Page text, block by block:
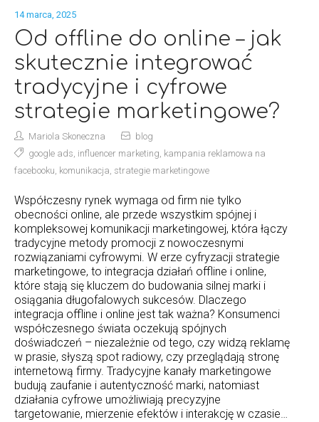
14 marca, 2025
Od offline do online – jak
skutecznie integrować
tradycyjne i cyfrowe
strategie marketingowe?
Mariola Skoneczna
blog
google ads, influencer marketing, kampania reklamowa na
facebooku, komunikacja, strategie marketingowe
Współczesny rynek wymaga od firm nie tylko
obecności online, ale przede wszystkim spójnej i
kompleksowej komunikacji marketingowej, która łączy
tradycyjne metody promocji z nowoczesnymi
rozwiązaniami cyfrowymi. W erze cyfryzacji strategie
marketingowe, to integracja działań offline i online,
które stają się kluczem do budowania silnej marki i
osiągania długofalowych sukcesów. Dlaczego
integracja offline i online jest tak ważna? Konsumenci
współczesnego świata oczekują spójnych
doświadczeń – niezależnie od tego, czy widzą reklamę
w prasie, słyszą spot radiowy, czy przeglądają stronę
internetową firmy. Tradycyjne kanały marketingowe
budują zaufanie i autentyczność marki, natomiast
działania cyfrowe umożliwiają precyzyjne
targetowanie, mierzenie efektów i interakcję w czasie…